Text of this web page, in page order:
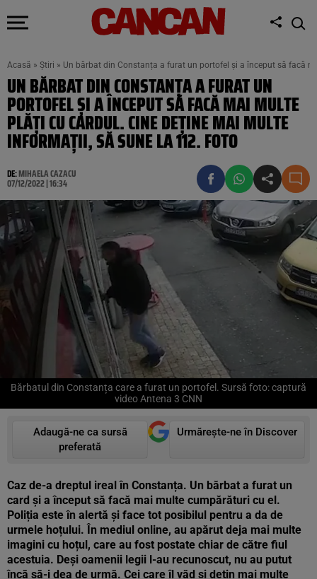
Acasă » Știri » Un bărbat din Constanța a furat un portofel și a început să facă
UN BĂRBAT DIN CONSTANȚA A FURAT UN
PORTOFEL ȘI A ÎNCEPUT SĂ FACĂ MAI MULTE
PLĂȚI CU CARDUL. CINE DEȚINE MAI MULTE
INFORMAȚII, SĂ SUNE LA 112. FOTO
DE:MIHAELA CAZACU
07/12/2022 | 16:34
Bărbatul din Constanța care a furat un portofel. Sursă foto: captură
video Antena 3 CNN
Adaugă-ne ca sursă
preferată
Urmărește-ne în Discover
Caz de-a dreptul ireal în Constanța. Un bărbat a furat un
card și a început să facă mai multe cumpărături cu el.
Poliția este în alertă și face tot posibilul pentru a da de
urmele hoțului. În mediul online, au apărut deja mai multe
imagini cu hoțul, care au fost postate chiar de către fiul
acestuia. Deși oamenii legii l-au recunoscut, nu au putut
încă să-i dea de urmă. Cei care îl văd și dețin mai multe